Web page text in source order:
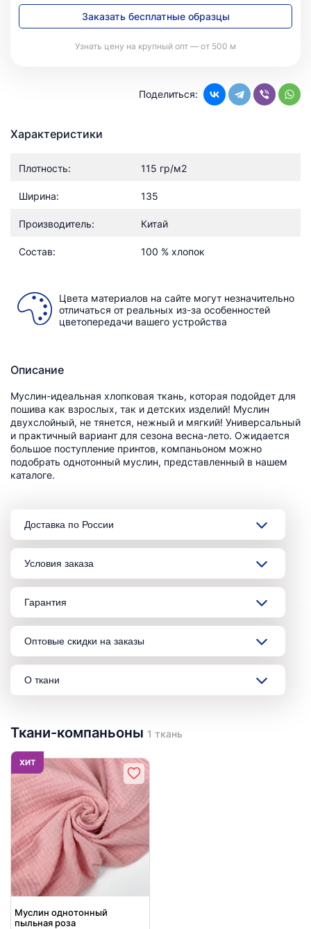
Заказать бесплатные образцы
Узнать цену на крупный опт — от 500 м
Поделиться:
Характеристики
Плотность: 115 гр/м2
Ширина: 135
Производитель: Китай
Состав: 100 % хлопок
Цвета материалов на сайте могут незначительно
отличаться от реальных из-за особенностей
цветопередачи вашего устройства
Описание
Муслин-идеальная хлопковая ткань, которая подойдет для
пошива как взрослых, так и детских изделий! Муслин
двухслойный, не тянется, нежный и мягкий! Универсальный
и практичный вариант для сезона весна-лето. Ожидается
большое поступление принтов, компаньоном можно
подобрать однотонный муслин, представленный в нашем
каталоге.
Доставка по России
Условия заказа
Гарантия
Оптовые скидки на заказы
О ткани
Ткани-компаньоны 1 ткань
ХИТ
Муслин однотонный
пыльная роза